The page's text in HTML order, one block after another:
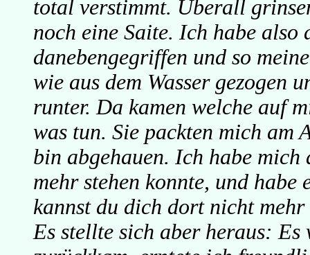
total verstimmt. Überall
noch eine Saite. Ich habe
danebengegriffen und so
wie aus dem Wasser gezogen
runter. Da kamen welche auf
was tun. Sie packten mich am
bin abgehauen. Ich habe
mehr stehen konnte, und
kannst du dich dort nicht
Es stellte sich aber heraus: